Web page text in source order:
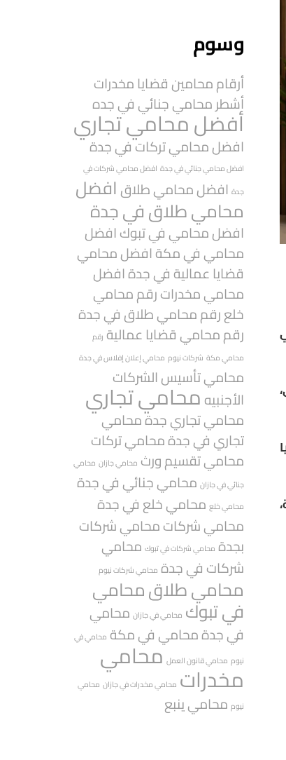
وسوم
أرقام محامين قضايا مخدرات
أشطر محامي جنائي في جده
أفضل محامي تجاري
افضل محامي تركات في جدة
افضل محامي جنائي في جدة افضل محامي شركات في
جدة افضل محامي طلاقافضل
محامي طلاق في جدة
افضل محامي في تبوكافضل
محامي في مكةافضل محامي
قضايا عمالية في جدةافضل
محامي مخدراترقم محامي
خلعرقم محامي طلاق في جدة
رقم محامي قضايا عمالية رقم
محامي مكة شركات نيوم محامي إعلان إفلاس في جدة
محامي تأسيس الشركات
الأجنبيهمحامي تجاري
محامي تجاري جدةمحامي
تجاري في جدةمحامي تركات
محامي تقسيم ورث محامي جازان محامي
جنائي في جازان محامي جنائي في جدة
محامي خلع محامي خلع في جدة
محامي شركاتمحامي شركات
بجدة محامي شركات في تبوك محامي
شركات في جدة محامي شركات نيوم
محامي طلاقمحامي
في تبوك محامي في جازان محامي
في جدةمحامي في مكة محامي في
نيوم محامي قانون العمل محامي
مخدرات محامي مخدرات في جازان محامي
نيوم محامي ينبع